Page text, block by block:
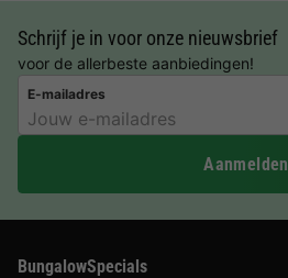
Schrijf je in voor onze nieuwsbrief
voor de allerbeste aanbiedingen!
E-mailadres
Aanmelden
BungalowSpecials